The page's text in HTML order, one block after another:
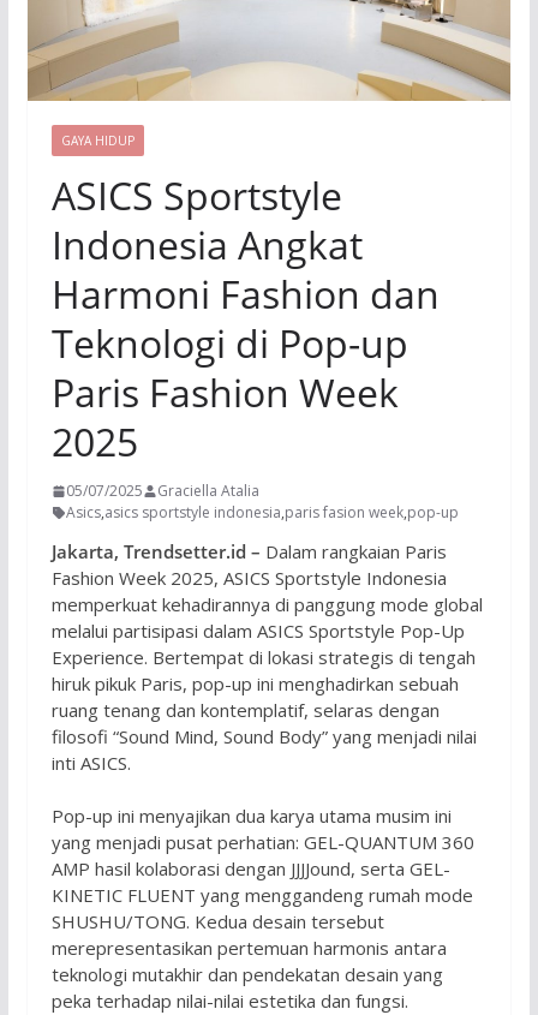
GAYA HIDUP
ASICS Sportstyle
Indonesia Angkat
Harmoni Fashion dan
Teknologi di Pop-up
Paris Fashion Week
2025
05/07/2025
Graciella Atalia
Asics,asics sportstyle indonesia,paris fasion week,pop-up
Jakarta, Trendsetter.id – Dalam rangkaian Paris
Fashion Week 2025, ASICS Sportstyle Indonesia
memperkuat kehadirannya di panggung mode global
melalui partisipasi dalam ASICS Sportstyle Pop-Up
Experience. Bertempat di lokasi strategis di tengah
hiruk pikuk Paris, pop-up ini menghadirkan sebuah
ruang tenang dan kontemplatif, selaras dengan
filosofi “Sound Mind, Sound Body” yang menjadi nilai
inti ASICS.
Pop-up ini menyajikan dua karya utama musim ini
yang menjadi pusat perhatian: GEL-QUANTUM 360
AMP hasil kolaborasi dengan JJJJound, serta GEL-
KINETIC FLUENT yang menggandeng rumah mode
SHUSHU/TONG. Kedua desain tersebut
merepresentasikan pertemuan harmonis antara
teknologi mutakhir dan pendekatan desain yang
peka terhadap nilai-nilai estetika dan fungsi.